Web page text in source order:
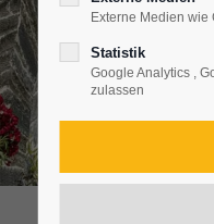
Externe Medien wie
Statistik
Google Analytics ,
zulassen